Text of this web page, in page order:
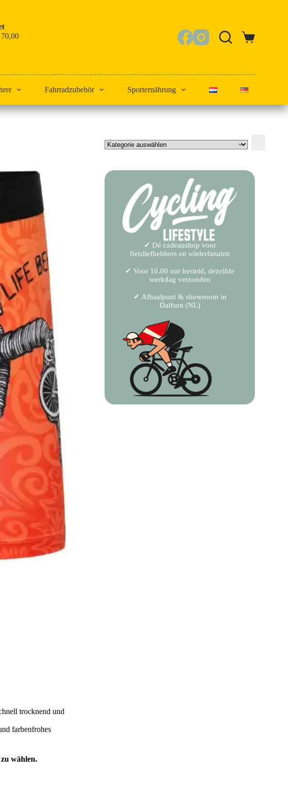
Warenkorb
Fahrradzubehör Sporternährung
trocknend und
farbenfrohes
wählen.
auswählen
✓ Dé cadeaushop voor
fietsliefhebbers en wielerfanaten
✓ Voor 16.00 uur besteld, dezelfde
werkdag verzonden
✓ Afhaalpunt & showroom in
Dalfsen (NL)